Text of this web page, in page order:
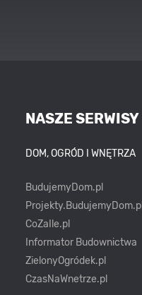
NASZE SERWISY
DOM, OGRÓD I WNĘTRZA
BudujemyDom.pl
Projekty.BudujemyDom.pl
CoZaIle.pl
Informator Budownictwa
ZielonyOgródek.pl
CzasNaWnetrze.pl